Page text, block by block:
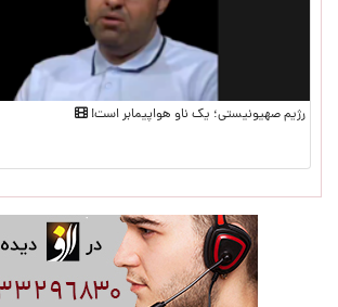
رژیم صهیونیستی؛ یک ناو هواپیمابر است!